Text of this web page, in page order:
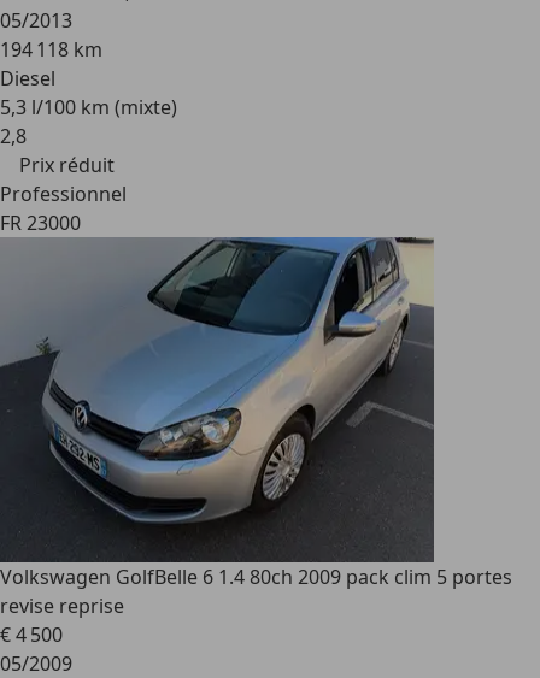
05/2013
194 118 km
Diesel
5,3 l/100 km (mixte)
2,8
Prix réduit
Professionnel
FR 23000
Volkswagen GolfBelle 6 1.4 80ch 2009 pack clim 5 portes
revise reprise
€ 4 500
05/2009